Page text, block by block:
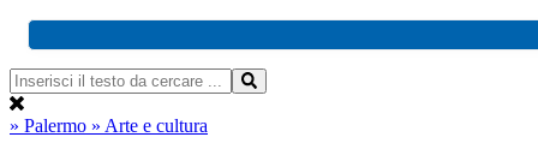
» Palermo » Arte e cultura